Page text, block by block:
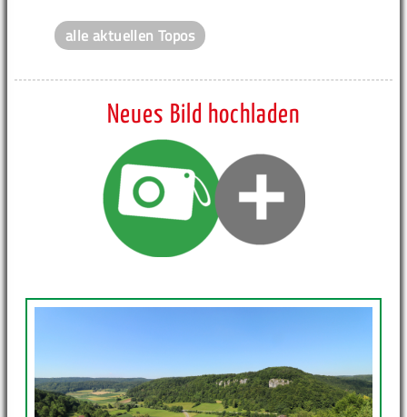
alle aktuellen Topos
Neues Bild hochladen